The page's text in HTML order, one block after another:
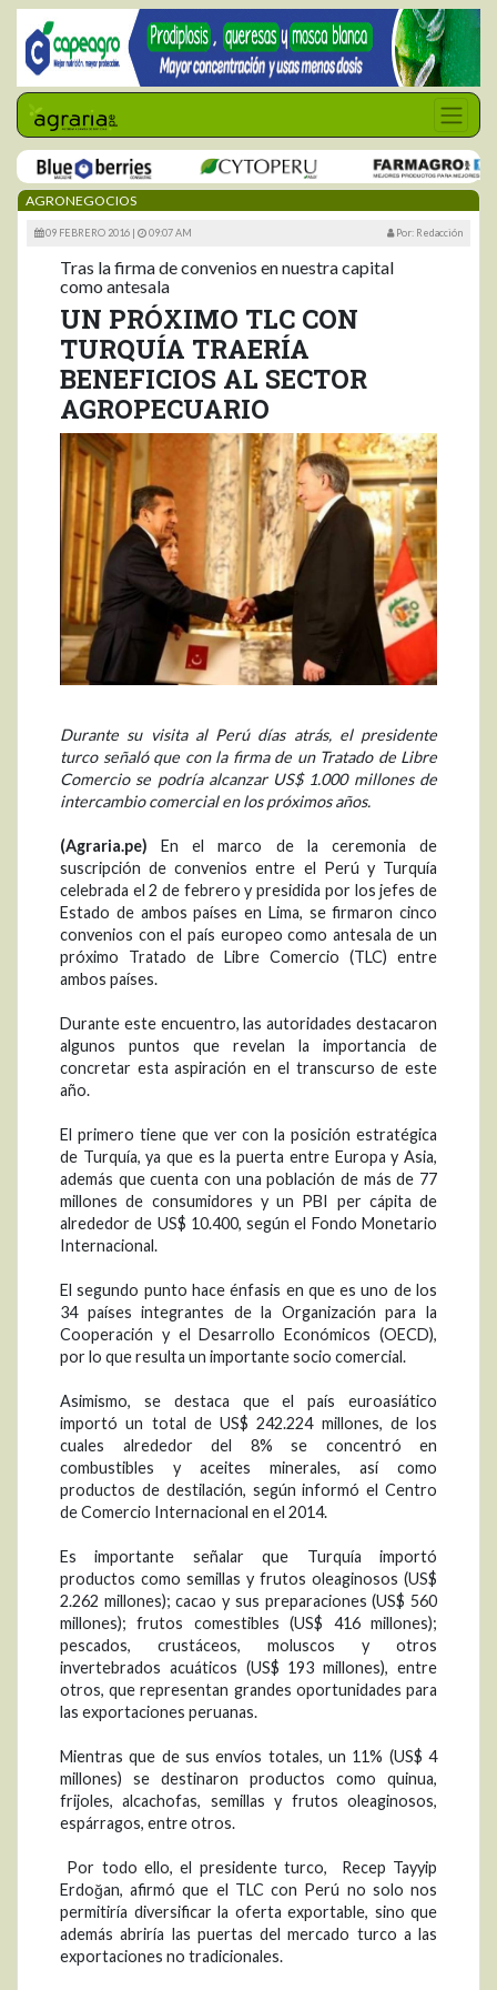
AGRONEGOCIOS
09 FEBRERO 2016 | 09:07 AM Por: Redacción
Tras la firma de convenios en nuestra capital
como antesala
UN PRÓXIMO TLC CON
TURQUÍA TRAERÍA
BENEFICIOS AL SECTOR
AGROPECUARIO
Durante su visita al Perú días atrás, el presidente
turco señaló que con la firma de un Tratado de Libre
Comercio se podría alcanzar US$ 1.000 millones de
intercambio comercial en los próximos años.
(Agraria.pe) En el marco de la ceremonia de
suscripción de convenios entre el Perú y Turquía
celebrada el 2 de febrero y presidida por los jefes de
Estado de ambos países en Lima, se firmaron cinco
convenios con el país europeo como antesala de un
próximo Tratado de Libre Comercio (TLC) entre
ambos países.
Durante este encuentro, las autoridades destacaron
algunos puntos que revelan la importancia de
concretar esta aspiración en el transcurso de este
año.
El primero tiene que ver con la posición estratégica
de Turquía, ya que es la puerta entre Europa y Asia,
además que cuenta con una población de más de 77
millones de consumidores y un PBI per cápita de
alrededor de US$ 10.400, según el Fondo Monetario
Internacional.
El segundo punto hace énfasis en que es uno de los
34 países integrantes de la Organización para la
Cooperación y el Desarrollo Económicos (OECD),
por lo que resulta un importante socio comercial.
Asimismo, se destaca que el país euroasiático
importó un total de US$ 242.224 millones, de los
cuales alrededor del 8% se concentró en
combustibles y aceites minerales, así como
productos de destilación, según informó el Centro
de Comercio Internacional en el 2014.
Es importante señalar que Turquía importó
productos como semillas y frutos oleaginosos (US$
2.262 millones); cacao y sus preparaciones (US$ 560
millones); frutos comestibles (US$ 416 millones);
pescados, crustáceos, moluscos y otros
invertebrados acuáticos (US$ 193 millones), entre
otros, que representan grandes oportunidades para
las exportaciones peruanas.
Mientras que de sus envíos totales, un 11% (US$ 4
millones) se destinaron productos como quinua,
frijoles, alcachofas, semillas y frutos oleaginosos,
espárragos, entre otros.
Por todo ello, el presidente turco, Recep Tayyip
Erdoğan, afirmó que el TLC con Perú no solo nos
permitiría diversificar la oferta exportable, sino que
además abriría las puertas del mercado turco a las
exportaciones no tradicionales.